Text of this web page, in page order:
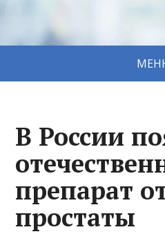
В России
препарат
простаты